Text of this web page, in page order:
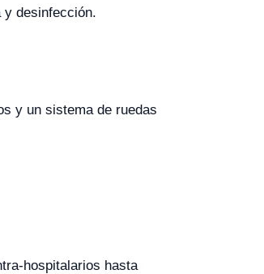
y desinfección.
y un sistema de ruedas
hospitalarios hasta